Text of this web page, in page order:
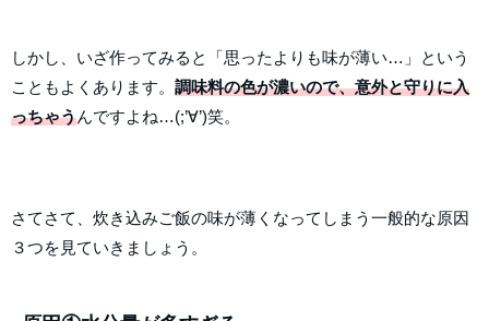
しかし、いざ作ってみると「思ったよりも味が薄い…」という
こともよくあります。 調味料の色が濃いので、意外と守りに入
っちゃうんですよね…(;’∀’)笑。
さてさて、炊き込みご飯の味が薄くなってしまう一般的な原因
３つを見ていきましょう。